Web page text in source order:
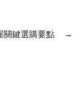
→
關鍵選購要點